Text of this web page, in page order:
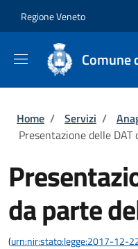
Regione Veneto
Comune
Briciole di
Home / Servizi /
Presentazione delle
da parte
(urn:nir:stato:legge:2017-12-